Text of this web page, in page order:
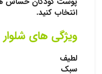
انتخاب کنید.
ویژگی های
لطیف
سبک